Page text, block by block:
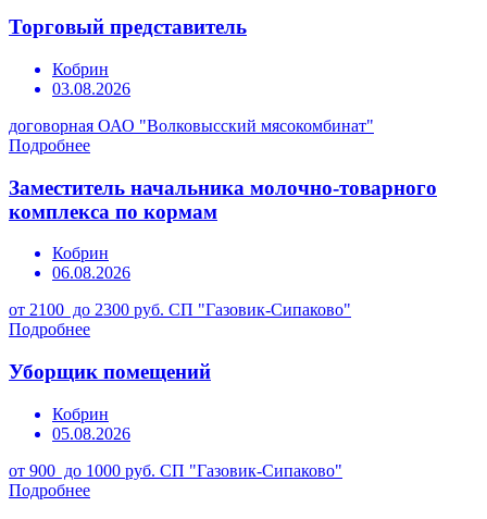
Торговый представитель
Кобрин
03.08.2026
договорная ОАО "Волковысский мясокомбинат"
Подробнее
Заместитель начальника молочно-товарного
комплекса по кормам
Кобрин
06.08.2026
от 2100 до 2300 руб. СП "Газовик-Сипаково"
Подробнее
Уборщик помещений
Кобрин
05.08.2026
от 900 до 1000 руб. СП "Газовик-Сипаково"
Подробнее